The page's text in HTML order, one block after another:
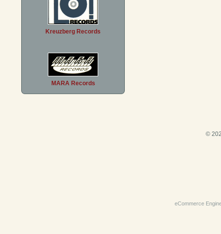
Kreuzberg Records
MARA Records
©
eCommerce